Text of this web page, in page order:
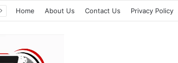
Home About Us Contact Us Privacy Policy